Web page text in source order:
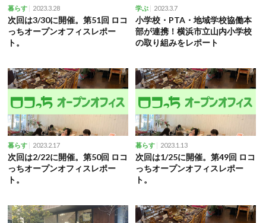
暮らす 2023.3.28
次回は3/30に開催。第51回 ロコ
っちオープンオフィスレポー
ト。
学ぶ 2023.3.7
小学校・PTA・地域学校協働本
部が連携！横浜市立山内小学校
の取り組みをレポート
暮らす 2023.2.17
次回は2/22に開催。第50回 ロコ
っちオープンオフィスレポー
ト。
暮らす 2023.1.13
次回は1/25に開催。第49回 ロコ
っちオープンオフィスレポー
ト。